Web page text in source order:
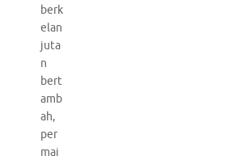
berk
elan
juta
n
bert
amb
ah,
per
mai